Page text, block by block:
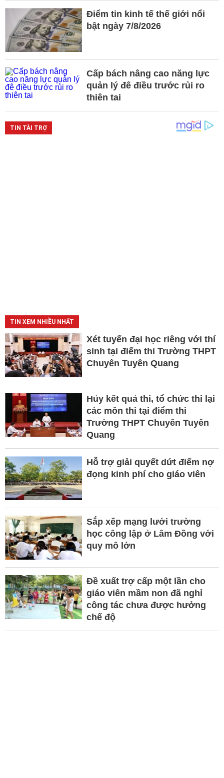
Điểm tin kinh tế thế giới nổi
bật ngày 7/8/2026
Cấp bách nâng cao năng lực
quản lý đê điều trước rủi ro
thiên tai
TIN XEM NHIỀU NHẤT
Xét tuyển đại học riêng với thí
sinh tại điểm thi Trường THPT
Chuyên Tuyên Quang
Hủy kết quả thi, tổ chức thi lại
các môn thi tại điểm thi
Trường THPT Chuyên Tuyên
Quang
Hỗ trợ giải quyết dứt điểm nợ
đọng kinh phí cho giáo viên
Sắp xếp mạng lưới trường
học công lập ở Lâm Đồng với
quy mô lớn
Đề xuất trợ cấp một lần cho
giáo viên mầm non đã nghỉ
công tác chưa được hưởng
chế độ